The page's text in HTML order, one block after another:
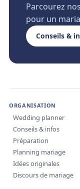
ORGANISATION
Wedding planner
Conseils & infos
Préparation
Planning mariage
Idées originales
Discours de mariage
Parcourez
pour un
Conseils &